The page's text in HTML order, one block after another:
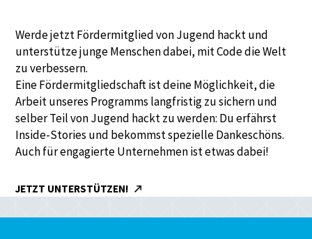
Werde jetzt Fördermitglied von Jugend hackt und
unterstütze junge Menschen dabei, mit Code die Welt
zu verbessern.
Eine Fördermitgliedschaft ist deine Möglichkeit, die
Arbeit unseres Programms langfristig zu sichern und
selber Teil von Jugend hackt zu werden: Du erfährst
Inside-Stories und bekommst spezielle Dankeschöns.
Auch für engagierte Unternehmen ist etwas dabei!
JETZT UNTERSTÜTZEN!